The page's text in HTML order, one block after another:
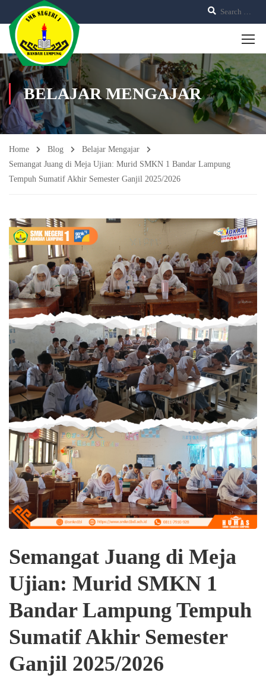
BELAJAR MENGAJAR
Home Blog
Belajar Mengajar
Semangat Juang di Meja Ujian: Murid SMKN 1 Bandar Lampung
Tempuh Sumatif Akhir Semester Ganjil 2025/2026
Semangat Juang di Meja
Ujian: Murid SMKN 1
Bandar Lampung Tempuh
Sumatif Akhir Semester
Ganjil 2025/2026